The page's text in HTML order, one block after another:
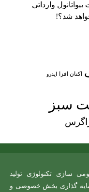
اکتان افزا ایدرو
سبز
سازی تکنولوژی تولید
گذاری بخش خصوصی و